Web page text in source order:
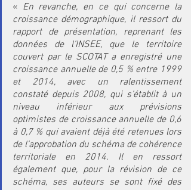
« En revanche, en ce qui concerne la
croissance démographique, il ressort du
rapport de présentation, reprenant les
données de l’INSEE, que le territoire
couvert par le SCOTAT a enregistré une
croissance annuelle de 0,5 % entre 1999
et 2014, avec un ralentissement
constaté depuis 2008, qui s’établit à un
niveau inférieur aux prévisions
optimistes de croissance annuelle de 0,6
à 0,7 % qui avaient déjà été retenues lors
de l’approbation du schéma de cohérence
territoriale en 2014. Il en ressort
également que, pour la révision de ce
schéma, ses auteurs se sont fixé des